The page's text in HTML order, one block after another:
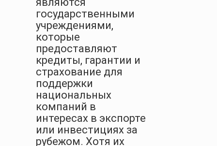
государственными
учреждениями,
которые
предоставляют
кредиты, гарантии и
страхование для
поддержки
национальных
компаний в
интересах в экспорте
или инвестициях за
рубежом. Хотя их